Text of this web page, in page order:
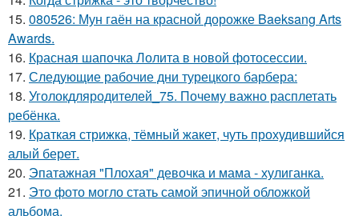
15. 080526: Мун гаён на красной дорожке Baeksang Arts
Awards.
16. Красная шапочка Лолита в новой фотосессии.
17. Следующие рабочие дни турецкого барбера:
18. Уголокдляродителей_75. Почему важно расплетать
ребёнка.
19. Краткая стрижка, тёмный жакет, чуть прохудившийся
алый берет.
20. Эпатажная "Плохая" девочка и мама - хулиганка.
21. Это фото могло стать самой эпичной обложкой
альбома.